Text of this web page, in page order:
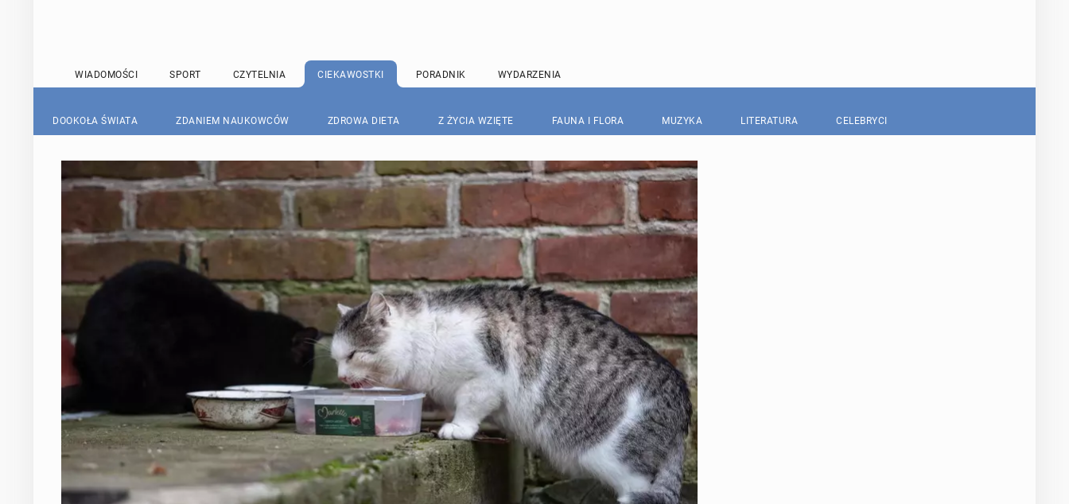
WIADOMOŚCI SPORT CZYTELNIA CIEKAWOSTKI PORADNIK WYDARZENIA
DOOKOŁA ŚWIATA ZDANIEM NAUKOWCÓW ZDROWA DIETA Z ŻYCIA WZIĘTE FAUNA I FLORA MUZYKA LITERATURA CELEBRYCI